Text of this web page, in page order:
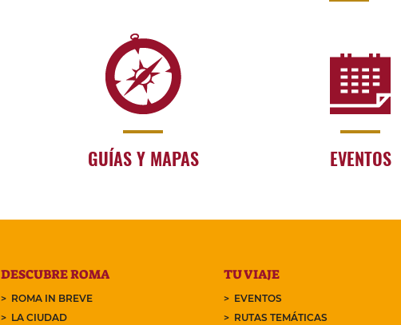
GUÍAS Y MAPAS EVENTOS
DESCUBRE ROMA
ROMA IN BREVE
LA CIUDAD
TU VIAJE
EVENTOS
RUTAS TEMÁTICAS